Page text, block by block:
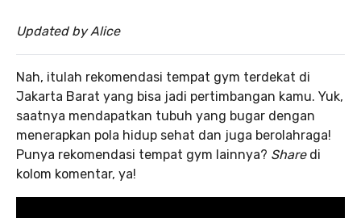
Updated by Alice
Nah, itulah rekomendasi tempat gym terdekat di
Jakarta Barat yang bisa jadi pertimbangan kamu. Yuk,
saatnya mendapatkan tubuh yang bugar dengan
menerapkan pola hidup sehat dan juga berolahraga!
Punya rekomendasi tempat gym lainnya? Share di
kolom komentar, ya!